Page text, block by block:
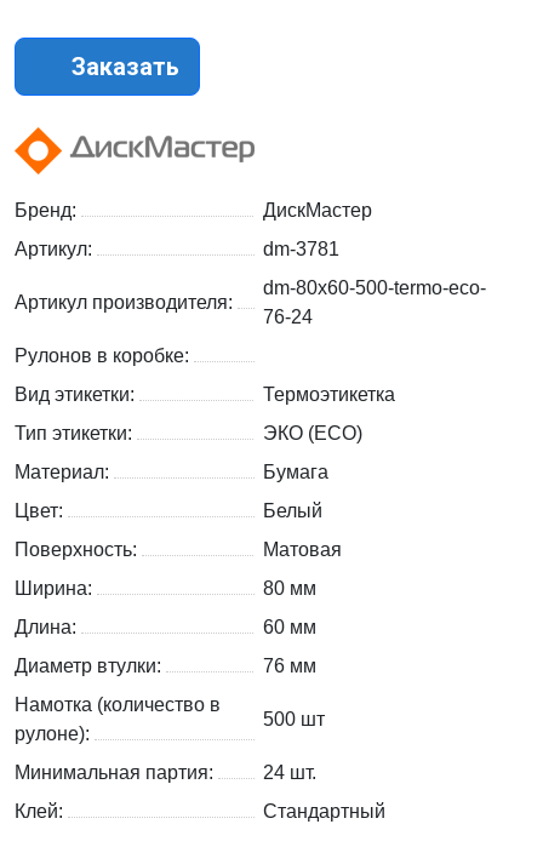
Заказать
Бренд:
ДискМастер
Артикул:
dm-3781
Артикул производителя:
dm-80x60-500-termo-eco-
76-24
Рулонов в коробке:
Вид этикетки:
Термоэтикетка
Тип этикетки:
ЭКО (ECO)
Материал:
Бумага
Цвет:
Белый
Поверхность:
Матовая
Ширина:
80 мм
Длина:
60 мм
Диаметр втулки:
76 мм
Намотка (количество в
рулоне):
500 шт
Минимальная партия:
24 шт.
Клей:
Стандартный